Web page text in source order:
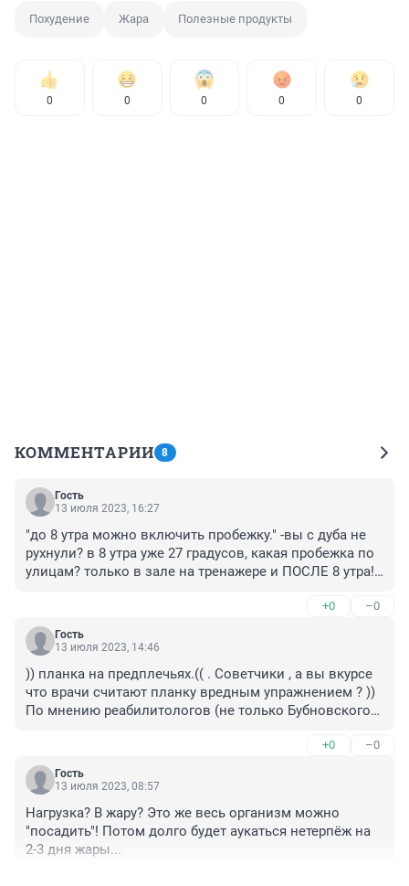
Похудение Жара Полезные продукты
0 0 0 0 0
КОММЕНТАРИИ 8
Гость
13 июля 2023, 16:27
"до 8 утра можно включить пробежку." -вы с дуба не
рухнули? в 8 утра уже 27 градусов, какая пробежка по
улицам? только в зале на тренажере и ПОСЛЕ 8 утра!!
организм "запустить" - душ и чуть-чуть еды, подождать
около часа чтобы это усвоилось --во т и 8 утра))
+0 –0
Гость
13 июля 2023, 14:46
)) планка на предплечьях.(( . Советчики , а вы вкурсе
что врачи считают планку вредным упражнением ? ))
По мнению реабилитологов (не только Бубновского),
циркулируют в мышцах, мышцы спазмируют и это
упражнение может приводить к повышению
внутрибрюшного, внутричерепного, внутриглазного и
здоровьем могут получить что-нибудь вроде отрыва
тромба, инсульта ((
+0 –0
Гость
13 июля 2023, 08:57
Нагрузка? В жару? Это же весь организм можно
"посадить"! Потом долго будет аукаться нетерпёж на
2-3 дня жары...